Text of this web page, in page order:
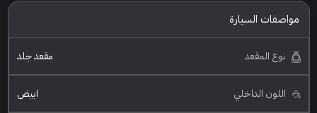
مواصفات السيارة
نوع المقعد مقعد جلد
اللون الداخلي ابيض